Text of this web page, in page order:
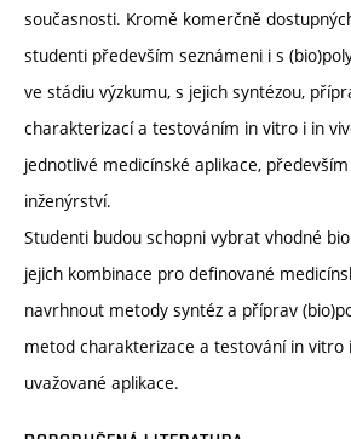
současnosti. Kromě komerčně
studenti především seznámeni i s
ve stádiu výzkumu, s jejich syntézou,
charakterizací a testováním in vitro i in
jednotlivé medicínské aplikace,
inženýrství.
Studenti budou schopni vybrat vhodné
jejich kombinace pro definované
navrhnout metody syntéz a příprav
metod charakterizace a testování in vitro
uvažované aplikace.